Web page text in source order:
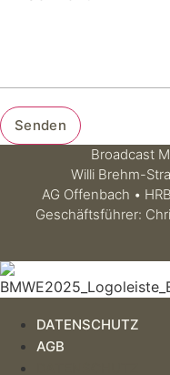
Senden
Broadcast
Willi Brehm-
AG Offenbach •
Geschäftsführer:
DATENSCHUTZ
AGB